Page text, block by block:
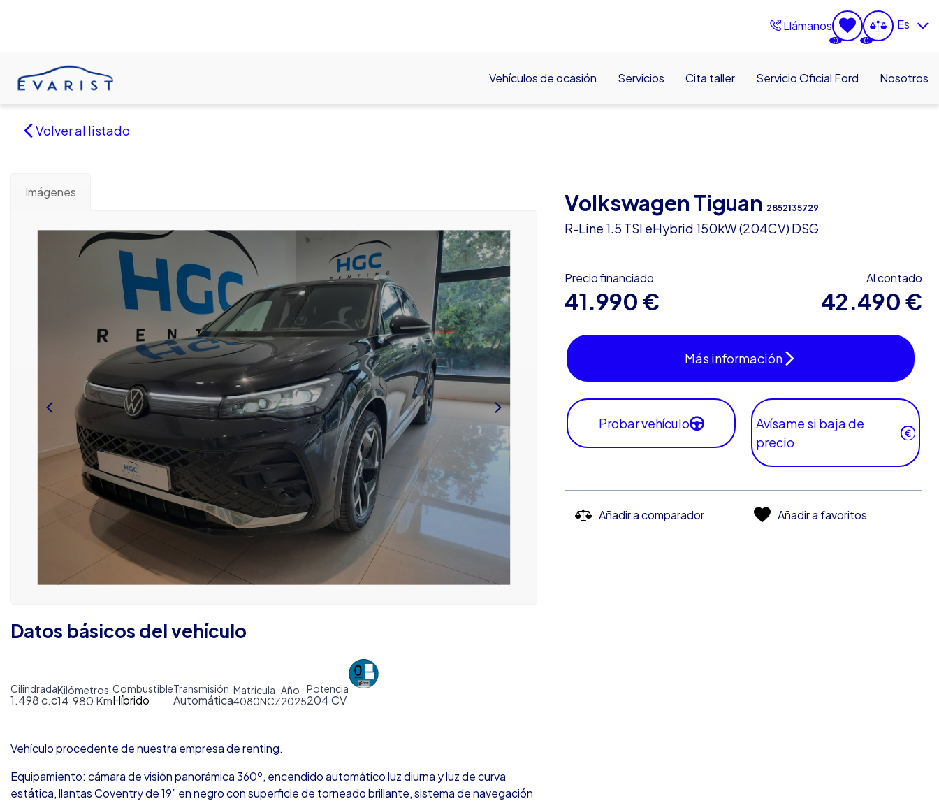
Llámanos
0 0
Es
Vehículos de ocasión Servicios Cita taller Servicio Oficial Ford Nosotros
Volver al listado
Imágenes Volkswagen Tiguan 2852135729
R-Line 1.5 TSI eHybrid 150kW (204CV) DSG
Precio financiado
41.990 €
Al contado
42.490 €
Más información
Probar vehículo
Avísame si baja de
precio
Añadir a comparador Añadir a favoritos
Datos básicos del vehículo
Cilindrada
1.498 c.c
Kilómetros
14.980 Km
Combustible
Híbrido
Transmisión
Automática
Matrícula
4080NCZ
Año
2025
Potencia
204 CV
Vehículo procedente de nuestra empresa de renting.
Equipamiento: cámara de visión panorámica 360º, encendido automático luz diurna y luz de curva
estática, llantas Coventry de 19” en negro con superficie de torneado brillante, sistema de navegación